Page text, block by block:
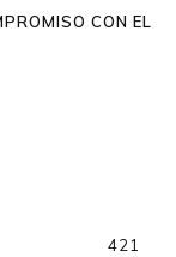
CON EL
421